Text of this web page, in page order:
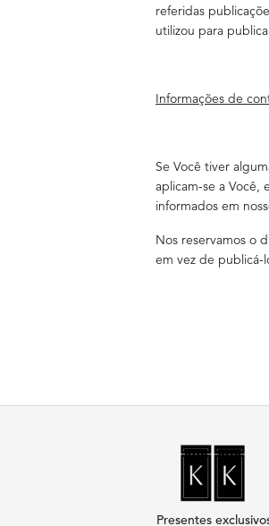
referidas
utilizou para
Informações de
Se Você tiver
aplicam-se a Você,
informados em
Nos reservamos o
em vez de publicá-
Presentes